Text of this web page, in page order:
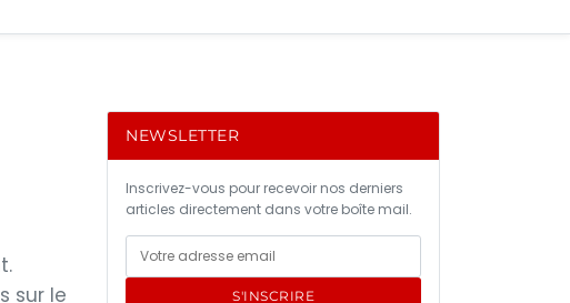
sur le
NEWSLETTER
Inscrivez-vous pour recevoir nos derniers
articles directement dans votre boîte mail.
S'INSCRIRE